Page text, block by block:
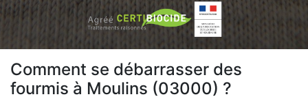
Comment se débarrasser des
fourmis à Moulins (03000) ?